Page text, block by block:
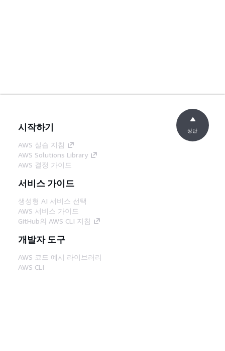
시작하기
AWS 실습 지침
AWS Solutions Library
AWS 결정 가이드
서비스 가이드
생성형 AI 서비스 선택
AWS 서비스 가이드
GitHub의 AWS CLI 지침
개발자 도구
AWS 코드 예시 라이브러리
AWS CLI
상단